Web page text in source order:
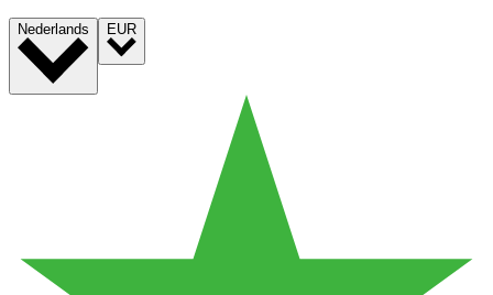
Nederlands EUR